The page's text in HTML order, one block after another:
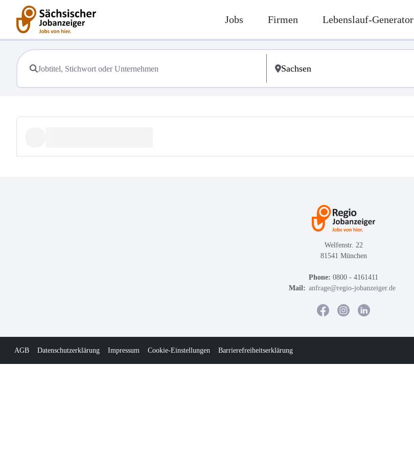
Jobs Firmen Lebenslauf-Generator
Welfenstr. 22
81541 München
Phone: 0800 - 4161411
Mail: anfrage@regio-jobanzeiger.de
AGB Datenschutzerklärung Impressum Cookie-Einstellungen Barrierefreiheitserklärung